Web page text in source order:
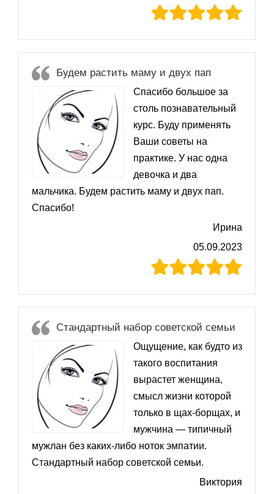
Будем растить маму и двух пап
Спасибо большое за
столь познавательный
курс. Буду применять
Ваши советы на
практике. У нас одна
девочка и два
мальчика. Будем растить маму и двух пап.
Спасибо!
Ирина
05.09.2023
Стандартный набор советской семьи
Ощущение, как будто из
такого воспитания
вырастет женщина,
смысл жизни которой
только в щах-борщах, и
мужчина — типичный
мужлан без каких-либо ноток эмпатии.
Стандартный набор советской семьи.
Виктория